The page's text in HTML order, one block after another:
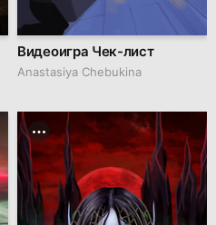
Видеоигра Чек-лист
Anastasiya Chebukina